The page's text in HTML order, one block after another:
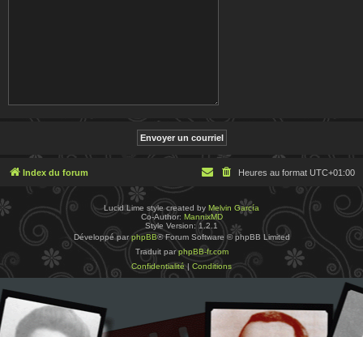
Index du forum Heures au format UTC+01:00
Lucid Lime style created by Melvin García
Co-Author: MannixMD
Style Version: 1.2.1
Développé parphpBB® Forum Software © phpBB Limited
Traduit parphpBB-fr.com
Confidentialité| Conditions